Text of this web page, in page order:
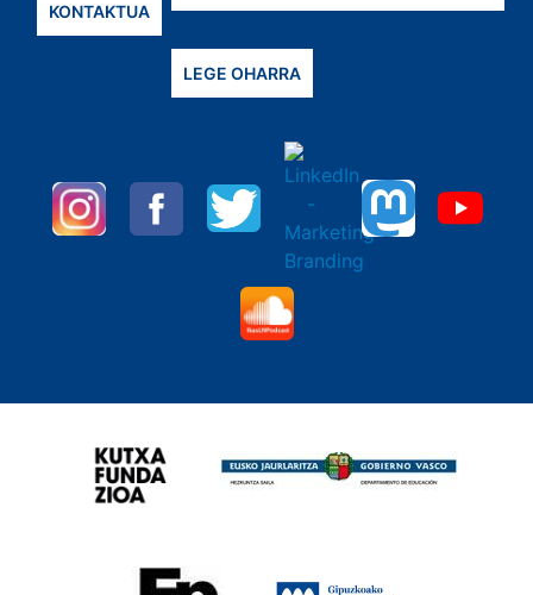
KONTAKTUA
LEGE OHARRA